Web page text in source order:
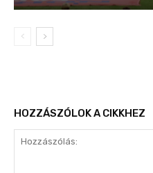
HOZZÁSZÓLOK A CIKKHEZ